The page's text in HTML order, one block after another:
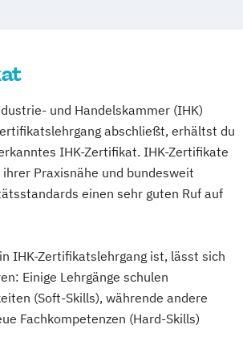
Management
Management
Convention Sales
Vegan geschulter Koch
WSET® Level 2
und Handelskammer (IHK)
abschließt, erhältst du
IHK-Zertifikat. IHK-Zertifikate
Praxisnähe und bundesweit
einen sehr guten Ruf auf
IHK-Zertifikatslehrgang ist, lässt sich
Einige Lehrgänge schulen
(Soft-Skills), währende andere
Fachkompetenzen (Hard-Skills)